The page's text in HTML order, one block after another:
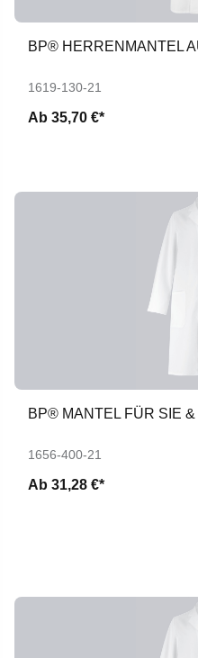
BP® HERRENMANTEL
1619-130-21
Ab 35,70 €*
BP® MANTEL FÜR SIE &
1656-400-21
Ab 31,28 €*